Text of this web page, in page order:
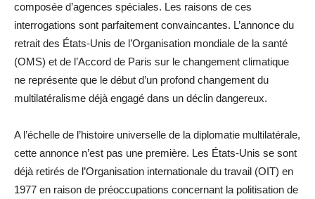
composée d’agences spéciales. Les raisons de ces
interrogations sont parfaitement convaincantes. L’annonce du
retrait des États-Unis de l’Organisation mondiale de la santé
(OMS) et de l’Accord de Paris sur le changement climatique
ne représente que le début d’un profond changement du
multilatéralisme déjà engagé dans un déclin dangereux.
A l’échelle de l’histoire universelle de la diplomatie multilatérale,
cette annonce n’est pas une première. Les États-Unis se sont
déjà retirés de l’Organisation internationale du travail (OIT) en
1977 en raison de préoccupations concernant la politisation de